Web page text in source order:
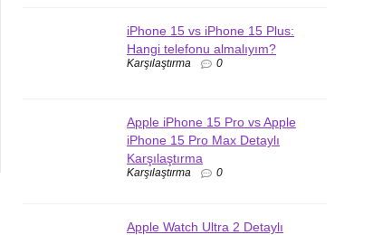
iPhone 15 vs iPhone 15 Plus:
Hangi telefonu almalıyım?
Karşılaştırma 0
Apple iPhone 15 Pro vs Apple
iPhone 15 Pro Max Detaylı
Karşılaştırma
Karşılaştırma 0
Apple Watch Ultra 2 Detaylı